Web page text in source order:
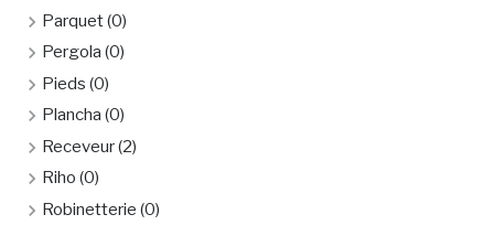
Parquet(0)
Pergola (0)
Pieds (0)
Plancha (0)
Receveur(2)
Riho (0)
Robinetterie (0)